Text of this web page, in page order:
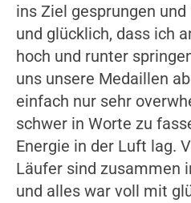
ins Ziel gesprungen
und glücklich, dass ich
hoch und runter
uns unsere Medaillen
einfach nur sehr
schwer in Worte zu
Energie in der Luft lag.
Läufer sind zusammen
und alles war voll mit